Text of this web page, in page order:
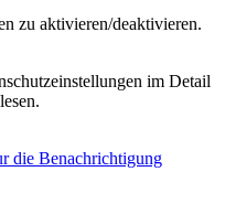
zu aktivieren/deaktivieren.
im Detail
die Benachrichtigung